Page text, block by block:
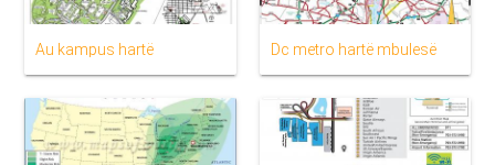
Au kampus hartë Dc metro hartë mbulesë